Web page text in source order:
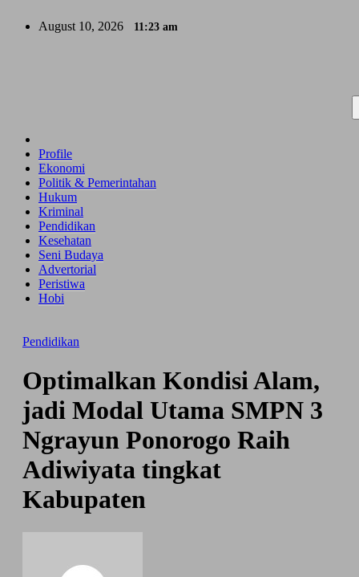
August 10, 2026 11:23 am
Profile
Ekonomi
Politik & Pemerintahan
Hukum
Kriminal
Pendidikan
Kesehatan
Seni Budaya
Advertorial
Peristiwa
Hobi
Pendidikan
Optimalkan Kondisi Alam,
jadi Modal Utama SMPN 3
Ngrayun Ponorogo Raih
Adiwiyata tingkat
Kabupaten